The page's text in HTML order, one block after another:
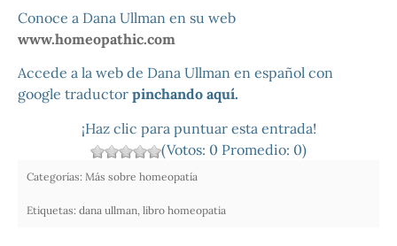
Conoce a Dana Ullman en su web
www.homeopathic.com
Accede a la web de Dana Ullman en español con
google traductor pinchando aquí.
¡Haz clic para puntuar esta entrada!
(Votos: 0 Promedio: 0)
Categorías: Más sobre homeopatía
Etiquetas: dana ullman libro homeopatia